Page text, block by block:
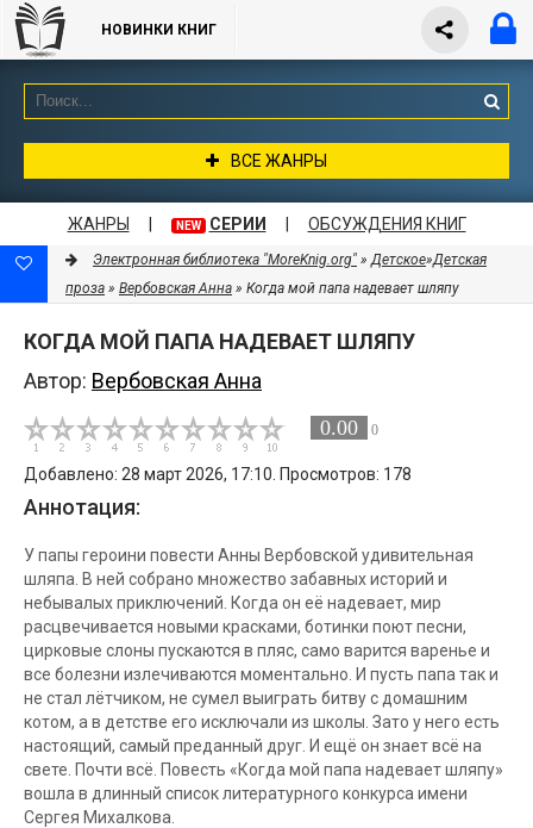
НОВИНКИ КНИГ
ВСЕ ЖАНРЫ
ЖАНРЫ NEW СЕРИИ ОБСУЖДЕНИЯ КНИГ
Электронная библиотека "MoreKnig.org" »Детское»Детская
проза » Вербовская Анна » Когда мой папа надевает шляпу
КОГДА МОЙ ПАПА НАДЕВАЕТ ШЛЯПУ
Автор: Вербовская Анна
0.00 0
Добавлено: 28 март 2026, 17:10. Просмотров: 178
Аннотация:
У папы героини повести Анны Вербовской удивительная
шляпа. В ней собрано множество забавных историй и
небывалых приключений. Когда он её надевает, мир
расцвечивается новыми красками, ботинки поют песни,
цирковые слоны пускаются в пляс, само варится варенье и
все болезни излечиваются моментально. И пусть папа так и
не стал лётчиком, не сумел выиграть битву с домашним
котом, а в детстве его исключали из школы. Зато у него есть
настоящий, самый преданный друг. И ещё он знает всё на
свете. Почти всё. Повесть «Когда мой папа надевает шляпу»
вошла в длинный список литературного конкурса имени
Сергея Михалкова.